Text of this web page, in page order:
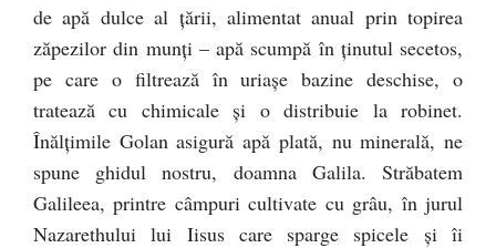
de apă dulce al ţării, alimentat anual prin topirea
zăpezilor din munţi – apă scumpă în ţinutul secetos,
pe care o filtrează în uriaşe bazine deschise, o
tratează cu chimicale şi o distribuie la robinet.
Înălţimile Golan asigură apă plată, nu minerală, ne
spune ghidul nostru, doamna Galila. Străbatem
Galileea, printre câmpuri cultivate cu grâu, în jurul
Nazarethului lui Iisus care sparge spicele şi îi